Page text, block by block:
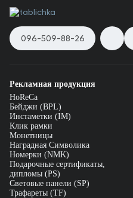
096-509-88-26
Рекламная продукция
HoReCa
Бейджи (BPL)
Инстаметки (IM)
Клик рамки
Монетницы
Наградная Символика
Номерки (NMK)
Подарочные сертификаты,
дипломы (PS)
Световые панели (SP)
Трафареты (TF)